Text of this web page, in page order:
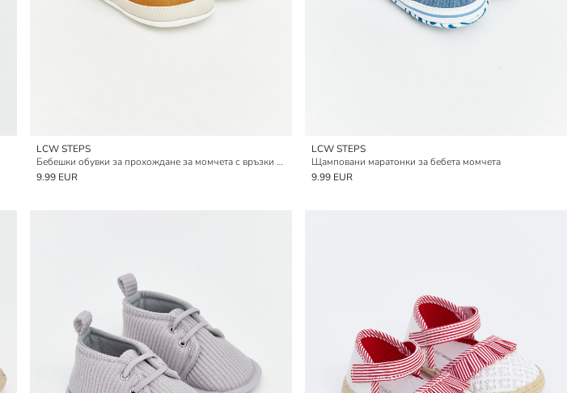
LCW STEPS
Бебешки обувки за прохождане за момчета с връзки и закопчаване с велкро
9.99 EUR
LCW STEPS
Щамповани маратонки за бебета момчета
9.99 EUR